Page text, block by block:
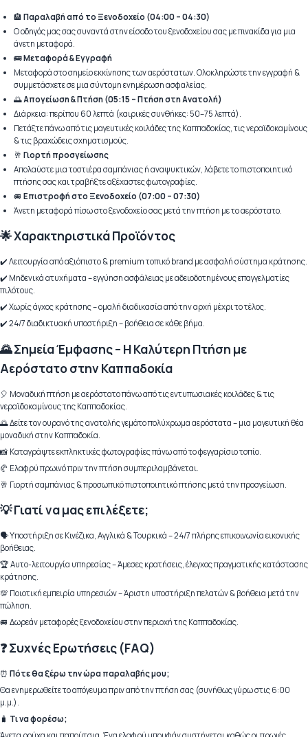
🏨 Παραλαβή από το Ξενοδοχείο (04:00 – 04:30)
Ο οδηγός μας σας συναντά στην είσοδο του ξενοδοχείου σας με πινακίδα για μια
άνετη μεταφορά.
🚌Μεταφορά & Εγγραφή
Μεταφορά στο σημείο εκκίνησης των αερόστατων. Ολοκληρώστε την εγγραφή &
συμμετάσχετε σε μια σύντομη ενημέρωση ασφαλείας.
🌅 Απογείωση & Πτήση (05:15 – Πτήση στη Ανατολή)
Διάρκεια: περίπου 60 λεπτά (καιρικές συνθήκες: 50–75 λεπτά).
Πετάξτε πάνω από τις μαγευτικές κοιλάδες της Καππαδοκίας, τις νεραϊδοκαμίνους
& τις βραχώδεις σχηματισμούς.
🥂 Γιορτή προσγείωσης
Απολαύστε μια τοστιέρα σαμπάνιας ή αναψυκτικών, λάβετε το πιστοποιητικό
πτήσης σας και τραβήξτε αξέχαστες φωτογραφίες.
🚐 Επιστροφή στο Ξενοδοχείο (07:00 – 07:30)
Άνετη μεταφορά πίσω στο ξενοδοχείο σας μετά την πτήση με το αερόστατο.
🌟 Χαρακτηριστικά Προϊόντος
✔️ Λειτουργία από αξιόπιστο & premium τοπικό brand με ασφαλή σύστημα κράτησης.
✔️ Μηδενικά ατυχήματα – εγγύηση ασφάλειας με αδειοδοτημένους επαγγελματίες
πιλότους.
✔️ Χωρίς άγχος κράτησης – ομαλή διαδικασία από την αρχή μέχρι το τέλος.
✔️ 24/7 διαδικτυακή υποστήριξη – βοήθεια σε κάθε βήμα.
🌄 Σημεία Έμφασης – Η Καλύτερη Πτήση με
Αερόστατο στην Καππαδοκία
🎈 Μοναδική πτήση με αερόστατο πάνω από τις εντυπωσιακές κοιλάδες & τις
νεραϊδοκαμίνους της Καππαδοκίας.
🌅 Δείτε τον ουρανό της ανατολής γεμάτο πολύχρωμα αερόστατα – μια μαγευτική θέα
μοναδική στην Καππαδοκία.
📸 Καταγράψτε εκπληκτικές φωτογραφίες πάνω από το φεγγαρίσιο τοπίο.
🥐 Ελαφρύ πρωινό πριν την πτήση συμπεριλαμβάνεται.
🥂 Γιορτή σαμπάνιας & προσωπικό πιστοποιητικό πτήσης μετά την προσγείωση.
💡 Γιατί να μας επιλέξετε;
🗣 Υποστήριξη σε Κινέζικα, Αγγλικά & Τουρκικά – 24/7 πλήρης επικοινωνία εικονικής
βοήθειας.
🏆 Αυτο-λειτουργία υπηρεσίας – Άμεσες κρατήσεις, έλεγχος πραγματικής κατάστασης
κράτησης.
💯 Ποιοτική εμπειρία υπηρεσιών – Άριστη υποστήριξη πελατών & βοήθεια μετά την
πώληση.
🚐 Δωρεάν μεταφορές ξενοδοχείου στην περιοχή της Καππαδοκίας.
❓ Συχνές Ερωτήσεις (FAQ)
⏰ Πότε θα ξέρω την ώρα παραλαβής μου;
Θα ενημερωθείτε το απόγευμα πριν από την πτήση σας (συνήθως γύρω στις 6:00
μ.μ.).
🧳 Τι να φορέσω;